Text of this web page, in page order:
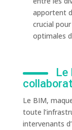
apportent
crucial
optimales
Le BIM,
toute
intervenants